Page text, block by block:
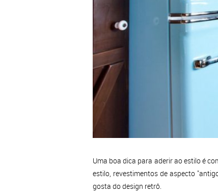
Uma boa dica para aderir ao estilo é
estilo, revestimentos de aspecto
gosta do design retrô.